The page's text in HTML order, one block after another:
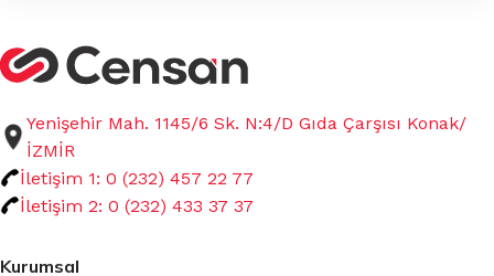
Yenişehir Mah. 1145/6 Sk. N:4/D Gıda Çarşısı Konak/
İZMİR
İletişim 1: 0 (232) 457 22 77
İletişim 2: 0 (232) 433 37 37
Kurumsal